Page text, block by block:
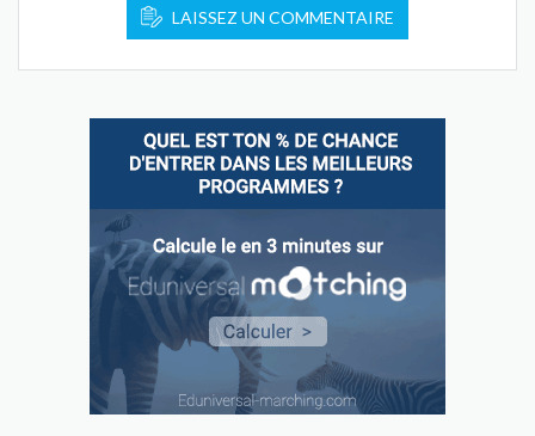
LAISSEZ UN COMMENTAIRE